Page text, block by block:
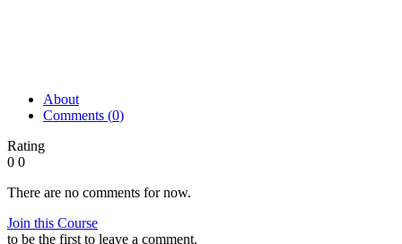
About
Comments (0)
Rating
0 0
There are no comments for now.
Join this Course
to be the first to leave a comment.